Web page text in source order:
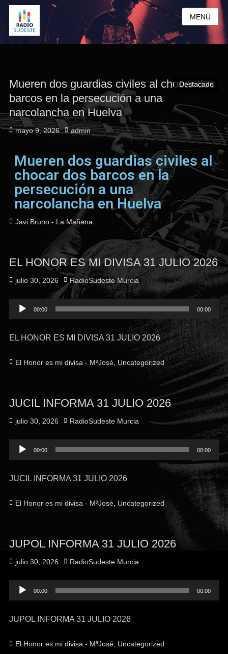
MENÚ
Destacado
Mueren dos guardias civiles al chocar dos
barcos en la persecución a una
narcolancha en Huelva
mayo 9, 2026 admin
Mueren dos guardias civiles al
chocar dos barcos en la
persecución a una
narcolancha en Huelva
Javi Bruno - La Mañana
EL HONOR ES MI DIVISA 31 JULIO 2026
julio 30, 2026 RadioSudeste Murcia
Reproductor
de
00:00 00:00
EL HONOR ES MI DIVISA 31 JULIO 2026
El Honor es mi divisa - MªJosé, Uncategorized
JUCIL INFORMA 31 JULIO 2026
julio 30, 2026 RadioSudeste Murcia
Reproductor
de
00:00 00:00
JUCIL INFORMA 31 JULIO 2026
El Honor es mi divisa - MªJosé, Uncategorized
JUPOL INFORMA 31 JULIO 2026
julio 30, 2026 RadioSudeste Murcia
Reproductor
de
00:00 00:00
JUPOL INFORMA 31 JULIO 2026
El Honor es mi divisa - MªJosé, Uncategorized